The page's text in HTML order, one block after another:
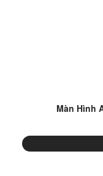
Màn Hình